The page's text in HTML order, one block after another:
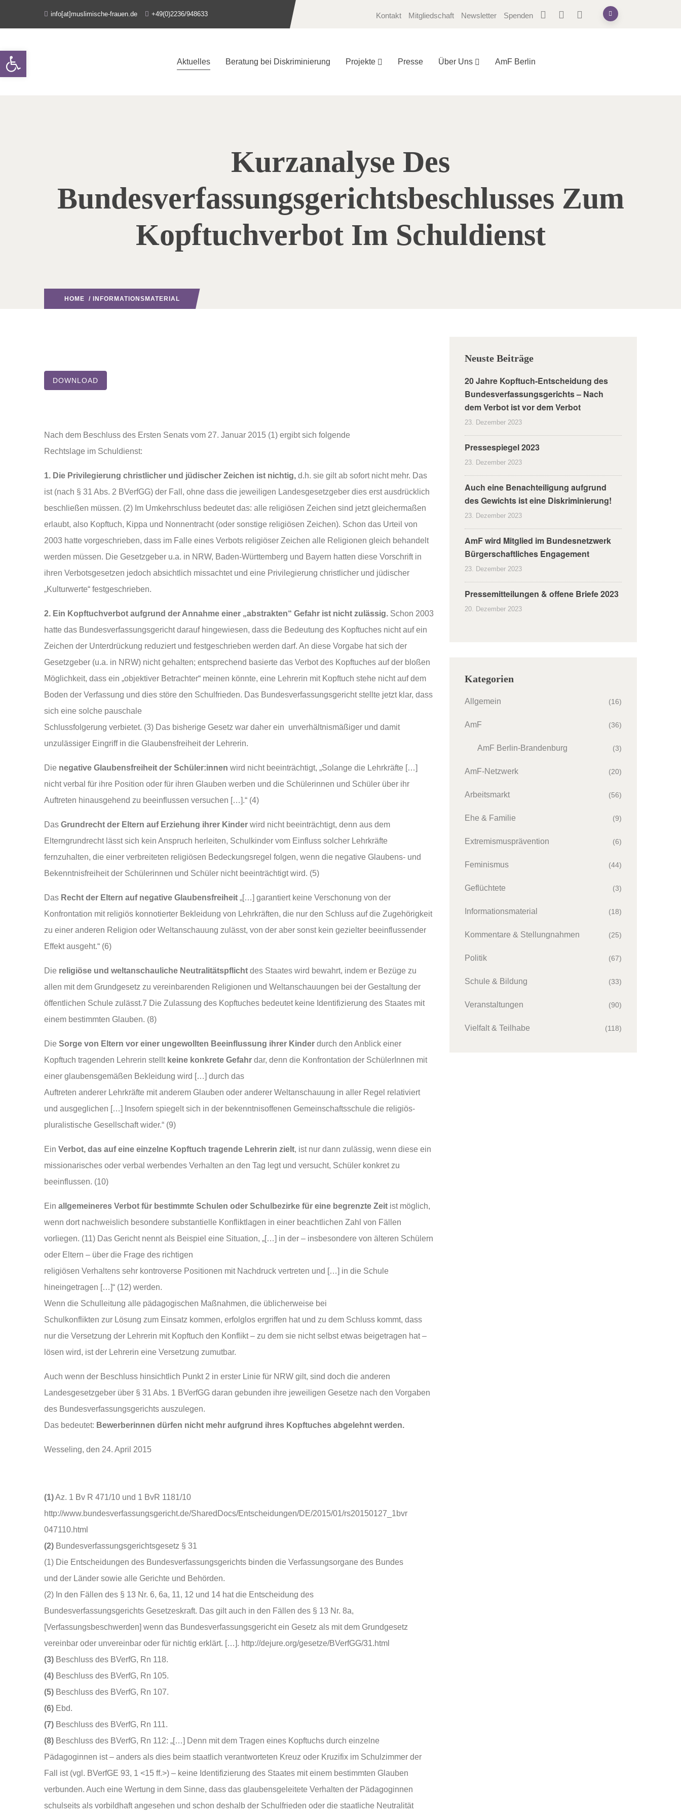
info[at]muslimische-frauen.de +49(0)2236/948633 Kontakt Mitgliedschaft Newsletter Spenden
Aktuelles Beratung bei Diskriminierung Projekte Presse Über Uns AmF Berlin
Kurzanalyse Des
Bundesverfassungsgerichtsbeschlusses Zum
Kopftuchverbot Im Schuldienst
HOME / INFORMATIONSMATERIAL
DOWNLOAD
Nach dem Beschluss des Ersten Senats vom 27. Januar 2015 (1) ergibt sich folgende
Rechtslage im Schuldienst:
1. Die Privilegierung christlicher und jüdischer Zeichen ist nichtig, d.h. sie gilt ab sofort nicht mehr. Das
ist (nach § 31 Abs. 2 BVerfGG) der Fall, ohne dass die jeweiligen Landesgesetzgeber dies erst ausdrücklich
beschließen müssen. (2) Im Umkehrschluss bedeutet das: alle religiösen Zeichen sind jetzt gleichermaßen
erlaubt, also Kopftuch, Kippa und Nonnentracht (oder sonstige religiösen Zeichen). Schon das Urteil von
2003 hatte vorgeschrieben, dass im Falle eines Verbots religiöser Zeichen alle Religionen gleich behandelt
werden müssen. Die Gesetzgeber u.a. in NRW, Baden-Württemberg und Bayern hatten diese Vorschrift in
ihren Verbotsgesetzen jedoch absichtlich missachtet und eine Privilegierung christlicher und jüdischer
„Kulturwerte“ festgeschrieben.
2. Ein Kopftuchverbot aufgrund der Annahme einer „abstrakten“ Gefahr ist nicht zulässig. Schon 2003
hatte das Bundesverfassungsgericht darauf hingewiesen, dass die Bedeutung des Kopftuches nicht auf ein
Zeichen der Unterdrückung reduziert und festgeschrieben werden darf. An diese Vorgabe hat sich der
Gesetzgeber (u.a. in NRW) nicht gehalten; entsprechend basierte das Verbot des Kopftuches auf der bloßen
Möglichkeit, dass ein „objektiver Betrachter“ meinen könnte, eine Lehrerin mit Kopftuch stehe nicht auf dem
Boden der Verfassung und dies störe den Schulfrieden. Das Bundesverfassungsgericht stellte jetzt klar, dass
sich eine solche pauschale
Schlussfolgerung verbietet. (3) Das bisherige Gesetz war daher ein unverhältnismäßiger und damit
unzulässiger Eingriff in die Glaubensfreiheit der Lehrerin.
Die negative Glaubensfreiheit der Schüler:innen wird nicht beeinträchtigt, „Solange die Lehrkräfte […]
nicht verbal für ihre Position oder für ihren Glauben werben und die Schülerinnen und Schüler über ihr
Auftreten hinausgehend zu beeinflussen versuchen […].“ (4)
Das Grundrecht der Eltern auf Erziehung ihrer Kinder wird nicht beeinträchtigt, denn aus dem
Elterngrundrecht lässt sich kein Anspruch herleiten, Schulkinder vom Einfluss solcher Lehrkräfte
fernzuhalten, die einer verbreiteten religiösen Bedeckungsregel folgen, wenn die negative Glaubens- und
Bekenntnisfreiheit der Schülerinnen und Schüler nicht beeinträchtigt wird. (5)
Das Recht der Eltern auf negative Glaubensfreiheit „[…] garantiert keine Verschonung von der
Konfrontation mit religiös konnotierter Bekleidung von Lehrkräften, die nur den Schluss auf die Zugehörigkeit
zu einer anderen Religion oder Weltanschauung zulässt, von der aber sonst kein gezielter beeinflussender
Effekt ausgeht.“ (6)
Die religiöse und weltanschauliche Neutralitätspflicht des Staates wird bewahrt, indem er Bezüge zu
allen mit dem Grundgesetz zu vereinbarenden Religionen und Weltanschauungen bei der Gestaltung der
öffentlichen Schule zulässt.7 Die Zulassung des Kopftuches bedeutet keine Identifizierung des Staates mit
einem bestimmten Glauben. (8)
Die Sorge von Eltern vor einer ungewollten Beeinflussung ihrer Kinder durch den Anblick einer
Kopftuch tragenden Lehrerin stellt keine konkrete Gefahr dar, denn die Konfrontation der SchülerInnen mit
einer glaubensgemäßen Bekleidung wird […] durch das
Auftreten anderer Lehrkräfte mit anderem Glauben oder anderer Weltanschauung in aller Regel relativiert
und ausgeglichen […] Insofern spiegelt sich in der bekenntnisoffenen Gemeinschaftsschule die religiös-
pluralistische Gesellschaft wider.“ (9)
Ein Verbot, das auf eine einzelne Kopftuch tragende Lehrerin zielt, ist nur dann zulässig, wenn diese ein
missionarisches oder verbal werbendes Verhalten an den Tag legt und versucht, Schüler konkret zu
beeinflussen. (10)
Ein allgemeineres Verbot für bestimmte Schulen oder Schulbezirke für eine begrenzte Zeit ist möglich,
wenn dort nachweislich besondere substantielle Konfliktlagen in einer beachtlichen Zahl von Fällen
vorliegen. (11) Das Gericht nennt als Beispiel eine Situation, „[…] in der – insbesondere von älteren Schülern
oder Eltern – über die Frage des richtigen
religiösen Verhaltens sehr kontroverse Positionen mit Nachdruck vertreten und […] in die Schule
hineingetragen […]“ (12) werden.
Wenn die Schulleitung alle pädagogischen Maßnahmen, die üblicherweise bei
Schulkonflikten zur Lösung zum Einsatz kommen, erfolglos ergriffen hat und zu dem Schluss kommt, dass
nur die Versetzung der Lehrerin mit Kopftuch den Konflikt – zu dem sie nicht selbst etwas beigetragen hat –
lösen wird, ist der Lehrerin eine Versetzung zumutbar.
Auch wenn der Beschluss hinsichtlich Punkt 2 in erster Linie für NRW gilt, sind doch die anderen
Landesgesetzgeber über § 31 Abs. 1 BVerfGG daran gebunden ihre jeweiligen Gesetze nach den Vorgaben
des Bundesverfassungsgerichts auszulegen.
Das bedeutet: Bewerberinnen dürfen nicht mehr aufgrund ihres Kopftuches abgelehnt werden.
Wesseling, den 24. April 2015
(1)Az. 1 Bv R 471/10 und 1 BvR 1181/10
http://www.bundesverfassungsgericht.de/SharedDocs/Entscheidungen/DE/2015/01/rs20150127_1bvr
047110.html
(2) Bundesverfassungsgerichtsgesetz § 31
(1) Die Entscheidungen des Bundesverfassungsgerichts binden die Verfassungsorgane des Bundes
und der Länder sowie alle Gerichte und Behörden.
(2) In den Fällen des § 13 Nr. 6, 6a, 11, 12 und 14 hat die Entscheidung des
Bundesverfassungsgerichts Gesetzeskraft. Das gilt auch in den Fällen des § 13 Nr. 8a,
[Verfassungsbeschwerden] wenn das Bundesverfassungsgericht ein Gesetz als mit dem Grundgesetz
vereinbar oder unvereinbar oder für nichtig erklärt. […]. http://dejure.org/gesetze/BVerfGG/31.html
(3) Beschluss des BVerfG, Rn 118.
(4) Beschluss des BVerfG, Rn 105.
(5) Beschluss des BVerfG, Rn 107.
(6) Ebd.
(7) Beschluss des BVerfG, Rn 111.
(8) Beschluss des BVerfG, Rn 112: „[…] Denn mit dem Tragen eines Kopftuchs durch einzelne
Pädagoginnen ist – anders als dies beim staatlich verantworteten Kreuz oder Kruzifix im Schulzimmer der
Fall ist (vgl. BVerfGE 93, 1 <15 ff.>) – keine Identifizierung des Staates mit einem bestimmten Glauben
verbunden. Auch eine Wertung in dem Sinne, dass das glaubensgeleitete Verhalten der Pädagoginnen
schulseits als vorbildhaft angesehen und schon deshalb der Schulfrieden oder die staatliche Neutralität
Neuste Beiträge
20 Jahre Kopftuch-Entscheidung des
Bundesverfassungsgerichts – Nach
dem Verbot ist vor dem Verbot
23. Dezember 2023
Pressespiegel 2023
23. Dezember 2023
Auch eine Benachteiligung aufgrund
des Gewichts ist eine Diskriminierung!
23. Dezember 2023
AmF wird Mitglied im Bundesnetzwerk
Bürgerschaftliches Engagement
23. Dezember 2023
Pressemitteilungen & offene Briefe 2023
20. Dezember 2023
Kategorien
Allgemein (16)
AmF (36)
AmF Berlin-Brandenburg (3)
AmF-Netzwerk (20)
Arbeitsmarkt (56)
Ehe & Familie (9)
Extremismusprävention (6)
Feminismus (44)
Geflüchtete (3)
Informationsmaterial (18)
Kommentare & Stellungnahmen (25)
Politik (67)
Schule & Bildung (33)
Veranstaltungen (90)
Vielfalt & Teilhabe (118)
Open toolbar